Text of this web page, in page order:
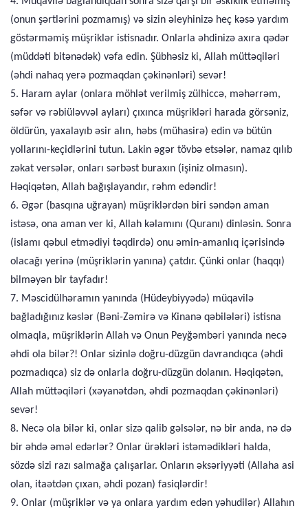
(onun şərtlərini pozmamış) və sizin əleyhinizə heç kəsə yardım
göstərməmiş müşriklər istisnadır. Onlarla əhdinizə axıra qədər
(müddəti bitənədək) vəfa edin. Şübhəsiz ki, Allah müttəqiləri
(əhdi nahaq yerə pozmaqdan çəkinənləri) sevər!
5. Haram aylar (onlara möhlət verilmiş zülhiccə, məhərrəm,
səfər və rəbiüləvvəl ayları) çıxınca müşrikləri harada görsəniz,
öldürün, yaxalayıb əsir alın, həbs (mühasirə) edin və bütün
yollarını-keçidlərini tutun. Lakin əgər tövbə etsələr, namaz qılıb
zəkat versələr, onları sərbəst buraxın (işiniz olmasın).
Həqiqətən, Allah bağışlayandır, rəhm edəndir!
6. Əgər (basqına uğrayan) müşriklərdən biri səndən aman
istəsə, ona aman ver ki, Allah kəlamını (Quranı) dinləsin. Sonra
(islamı qəbul etmədiyi təqdirdə) onu əmin-amanlıq içərisində
olacağı yerinə (müşriklərin yanına) çatdır. Çünki onlar (haqqı)
bilməyən bir tayfadır!
7. Məscidülhəramın yanında (Hüdeybiyyədə) müqavilə
bağladığınız kəslər (Bəni-Zəmirə və Kinanə qəbilələri) istisna
olmaqla, müşriklərin Allah və Onun Peyğəmbəri yanında necə
əhdi ola bilər?! Onlar sizinlə doğru-düzgün davrandıqca (əhdi
pozmadıqca) siz də onlarla doğru-düzgün dolanın. Həqiqətən,
Allah müttəqiləri (xəyanətdən, əhdi pozmaqdan çəkinənləri)
sevər!
8. Necə ola bilər ki, onlar sizə qalib gəlsələr, nə bir anda, nə də
bir əhdə əməl edərlər? Onlar ürəkləri istəmədikləri halda,
sözdə sizi razı salmağa çalışarlar. Onların əksəriyyəti (Allaha asi
olan, itaətdən çıxan, əhdi pozan) fasiqlərdir!
9. Onlar (müşriklər və ya onlara yardım edən yəhudilər) Allahın